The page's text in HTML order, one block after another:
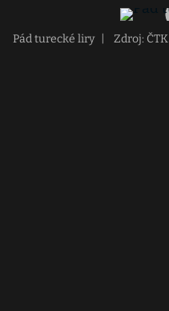
Pád turecké liry Zdroj: ČTK